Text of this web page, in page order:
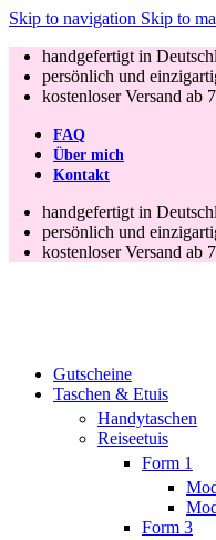
Skip to navigation Skip to
handgefertigt in
persönlich und
kostenloser Versand ab
FAQ
Über mich
Kontakt
handgefertigt in
persönlich und
kostenloser Versand ab
Gutscheine
Taschen & Etuis
Handytaschen
Reiseetuis
Form 1
Form 3